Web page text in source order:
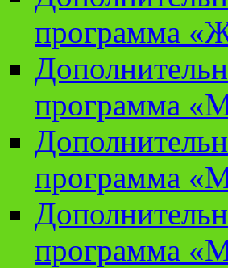
программа
программа
программа
программа